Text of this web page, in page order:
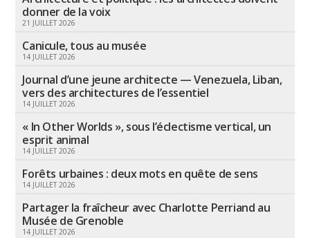
donner de la voix
21 JUILLET 2026
Canicule, tous au musée
14 JUILLET 2026
Journal d’une jeune architecte — Venezuela, Liban,
vers des architectures de l’essentiel
14 JUILLET 2026
« In Other Worlds », sous l’éclectisme vertical, un
esprit animal
14 JUILLET 2026
Forêts urbaines : deux mots en quête de sens
14 JUILLET 2026
Partager la fraîcheur avec Charlotte Perriand au
Musée de Grenoble
14 JUILLET 2026